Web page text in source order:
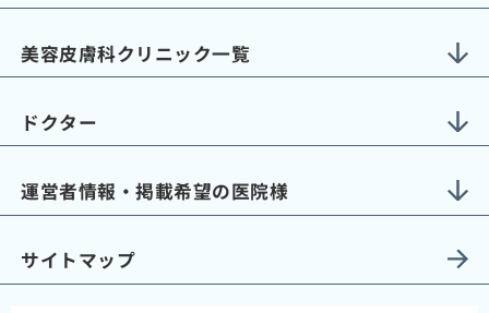
美容皮膚科クリニック一覧
ドクター
運営者情報・掲載希望の医院様
サイトマップ